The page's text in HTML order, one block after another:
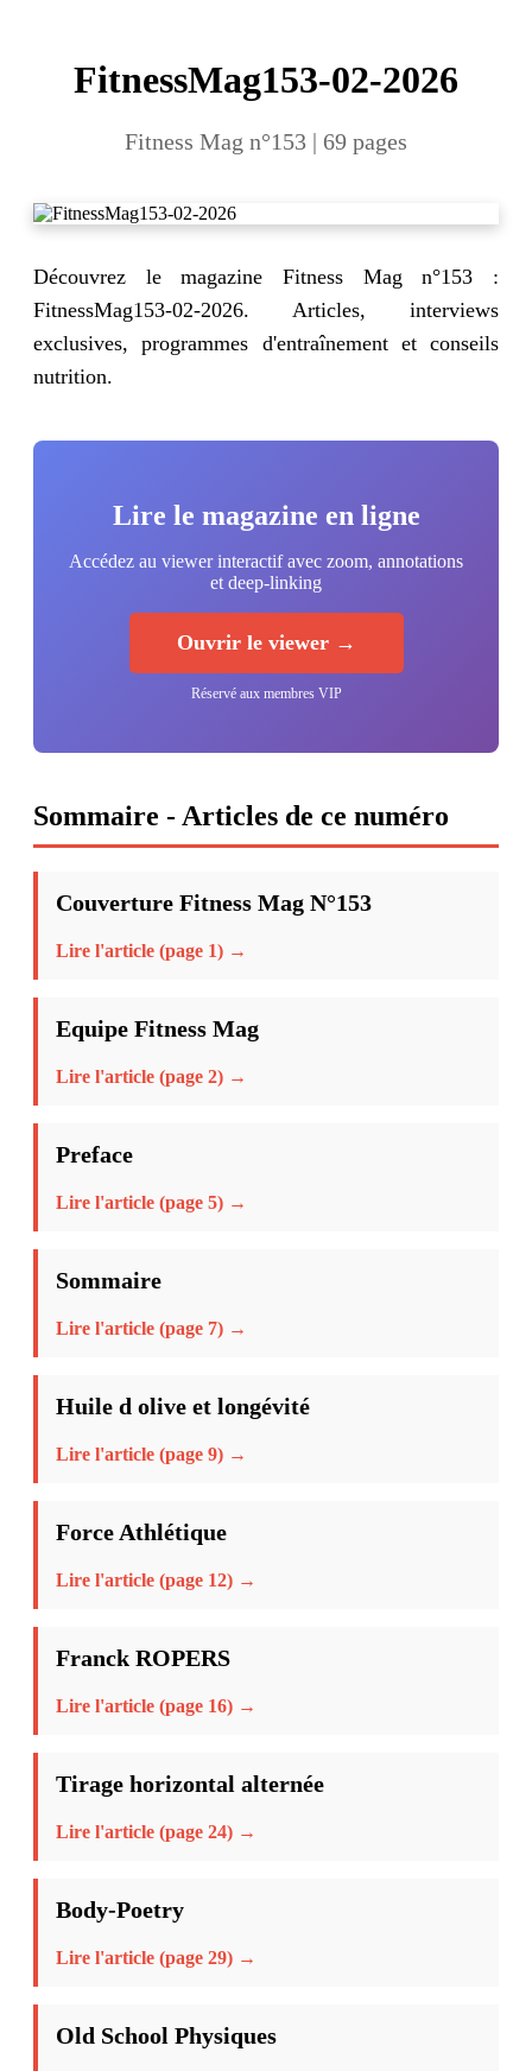
FitnessMag153-02-2026
Fitness Mag n°153 | 69 pages
Découvrez le magazine Fitness Mag n°153 :
FitnessMag153-02-2026. Articles, interviews
exclusives, programmes d'entraînement et conseils
nutrition.
Lire le magazine en ligne
Accédez au viewer interactif avec zoom, annotations
et deep-linking
Ouvrir le viewer →
Réservé aux membres VIP
Sommaire - Articles de ce numéro
Couverture Fitness Mag N°153
Lire l'article (page 1) →
Equipe Fitness Mag
Lire l'article (page 2) →
Preface
Lire l'article (page 5) →
Sommaire
Lire l'article (page 7) →
Huile d olive et longévité
Lire l'article (page 9) →
Force Athlétique
Lire l'article (page 12) →
Franck ROPERS
Lire l'article (page 16) →
Tirage horizontal alternée
Lire l'article (page 24) →
Body-Poetry
Lire l'article (page 29) →
Old School Physiques